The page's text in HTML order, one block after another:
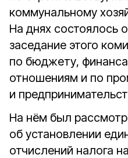
коммунальному
На днях состоялось
заседание этого
по бюджету,
отношениям и по
и
На нём был
об установлении
отчислений налога